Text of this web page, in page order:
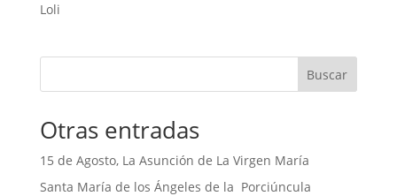
Loli
Buscar
Otras entradas
15 de Agosto, La Asunción de La Virgen María
Santa María de los Ángeles de la Porciúncula